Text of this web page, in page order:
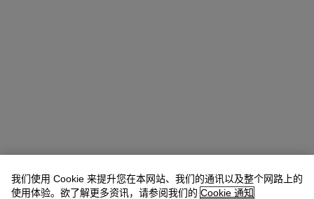
我们使用 Cookie 来提升您在本网站、我们的通讯以及整个网路上的
使用体验。欲了解更多资讯，请参阅我们的 Cookie 通知